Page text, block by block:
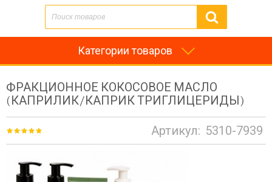
Категории товаров
ФРАКЦИОННОЕ КОКОСОВОЕ МАСЛО
(КАПРИЛИК/КАПРИК ТРИГЛИЦЕРИДЫ)
Артикул: 5310-7939